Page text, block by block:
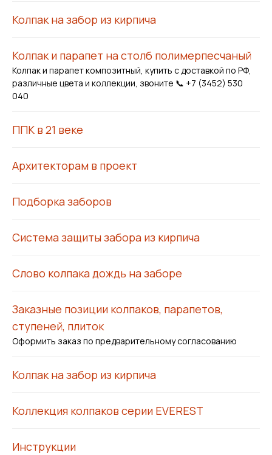
Колпак на забор из кирпича
Колпак и парапет на столб полимерпесчаный
Колпак и парапет композитный, купить с доставкой по РФ,
различные цвета и коллекции, звоните 📞 +7 (3452) 530
040
ППК в 21 веке
Архитекторам в проект
Подборка заборов
Система защиты забора из кирпича
Слово колпака дождь на заборе
Заказные позиции колпаков, парапетов,
ступеней, плиток
Оформить заказ по предварительному согласованию
Колпак на забор из кирпича
Коллекция колпаков серии EVEREST
Инструкции